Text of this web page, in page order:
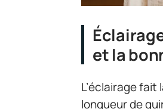
et la
L’éclairage
longueur de